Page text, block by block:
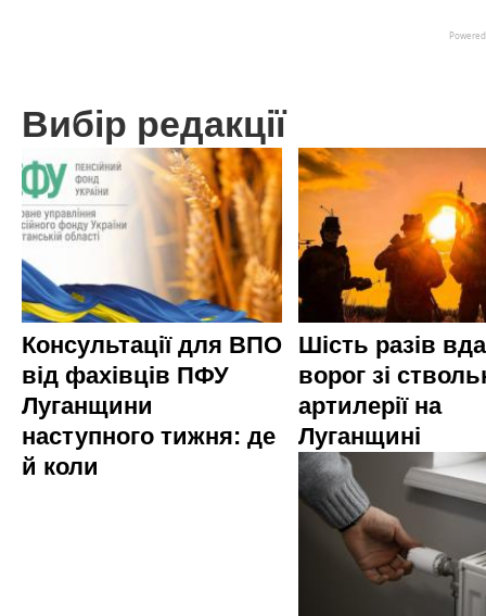
Вибір редакції
Консультації для ВПО
від фахівців ПФУ
Луганщини
наступного тижня: де
й коли
Шість разів
ворог зі
артилерії на
Луганщині